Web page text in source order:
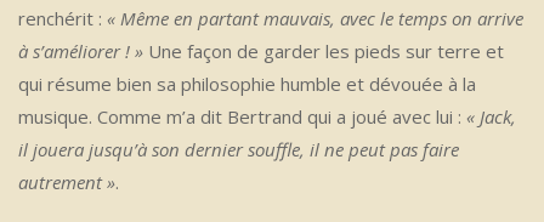
renchérit : « Même en partant mauvais, avec le temps on arrive
à s’améliorer ! » Une façon de garder les pieds sur terre et
qui résume bien sa philosophie humble et dévouée à la
musique. Comme m’a dit Bertrand qui a joué avec lui : « Jack,
il jouera jusqu’à son dernier souffle, il ne peut pas faire
autrement ».